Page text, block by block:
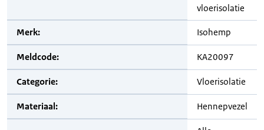
vloerisolatie
Merk: Isohemp
Meldcode: KA20097
Categorie: Vloerisolatie
Materiaal: Hennepvezel